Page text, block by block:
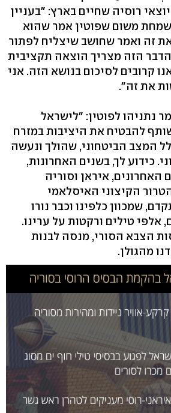
רוסיה שחיים בארץ: "בעניין
משום שפוטין אמר שהוא
זה ואמר שחושב שיצליח לפתור
הזה מצריך הוצאה תקציבית
קרובים לסיכום בנושא הזה. אני
את זה".
נתניהו לפוטין: "לישראל
להבטיח את היציבות במזרח
המצב הביטחוני, שהולך ונעשה
כידוע לך, בשנים האחרונות,
האחרונים, איראן וסוריה
הקיצוני האיסלאמי
שמכוון כלפינו וכבר נורו
אלפי טילים ורקטות על ערינו.
הצבא הסורי, מנסה לבנות
מהגולן.